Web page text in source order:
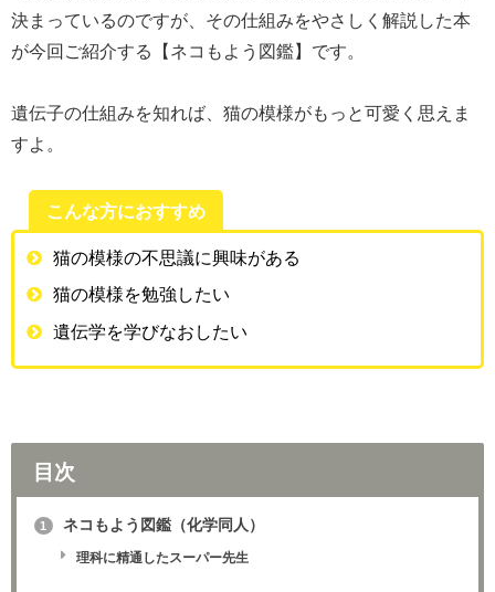
決まっているのですが、その仕組みをやさしく解説した本
が今回ご紹介する【ネコもよう図鑑】です。
遺伝子の仕組みを知れば、猫の模様がもっと可愛く思えま
すよ。
こんな方におすすめ
猫の模様の不思議に興味がある
猫の模様を勉強したい
遺伝学を学びなおしたい
目次
1 ネコもよう図鑑（化学同人）
理科に精通したスーパー先生